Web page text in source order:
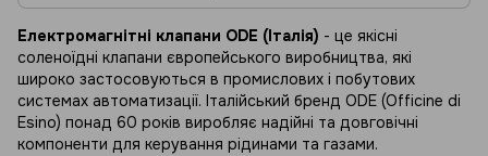
Електромагнітні клапани ODE (Італія) - це якісні
соленоїдні клапани європейського виробництва, які
широко застосовуються в промислових і побутових
системах автоматизації. Італійський бренд ODE (Officine di
Esino) понад 60 років виробляє надійні та довговічні
компоненти для керування рідинами та газами.